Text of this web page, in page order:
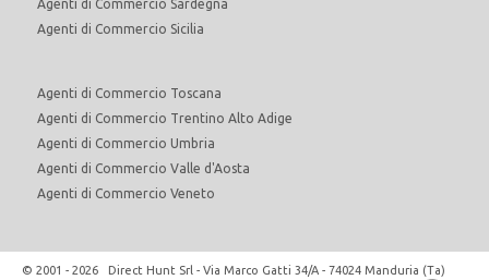
Agenti di Commercio Sardegna
Agenti di Commercio Sicilia
Agenti di Commercio Toscana
Agenti di Commercio Trentino Alto Adige
Agenti di Commercio Umbria
Agenti di Commercio Valle d'Aosta
Agenti di Commercio Veneto
© 2001 - 2026 Direct Hunt Srl - Via Marco Gatti 34/A - 74024 Manduria (Ta)